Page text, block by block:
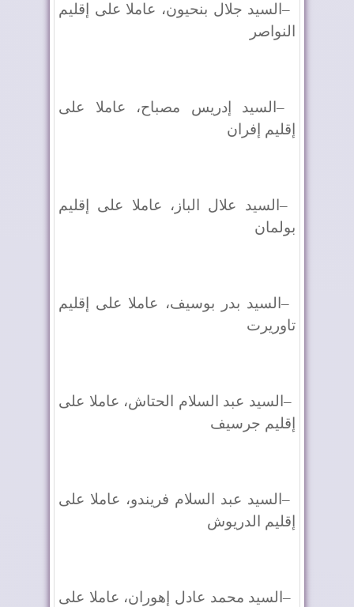
–السيد جلال بنحيون، عاملا على إقليم
النواصر
–السيد إدريس مصباح، عاملا على
إقليم إفران
– السيد علال الباز، عاملا على إقليم
بولمان
– السيد بدر بوسيف، عاملا على إقليم
تاوريرت
– السيد عبد السلام الحتاش، عاملا على
إقليم جرسيف
– السيد عبد السلام فريندو، عاملا على
إقليم الدريوش
–السيد محمد عادل إهوران، عاملا على